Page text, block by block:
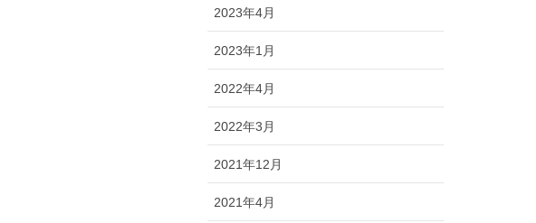
2023年4月
2023年1月
2022年4月
2022年3月
2021年12月
2021年4月